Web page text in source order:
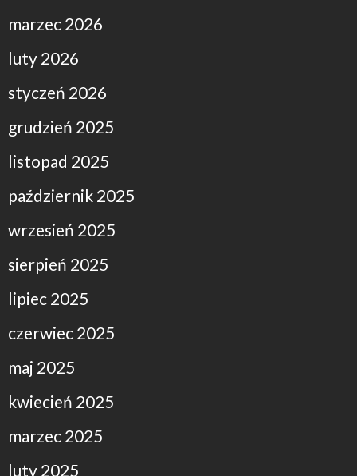
marzec 2026
luty 2026
styczeń 2026
grudzień 2025
listopad 2025
październik 2025
wrzesień 2025
sierpień 2025
lipiec 2025
czerwiec 2025
maj 2025
kwiecień 2025
marzec 2025
luty 2025